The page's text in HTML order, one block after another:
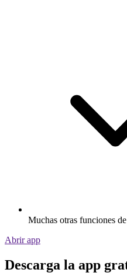
Muchas otras funciones
Abrir app
Descarga la app